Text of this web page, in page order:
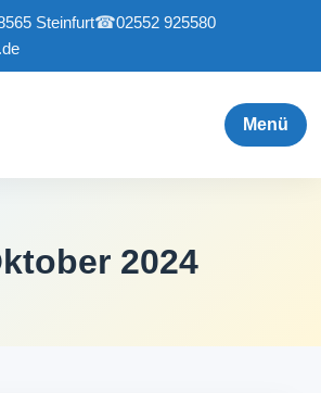
Steinfurt☎02552 925580
Menü
2024